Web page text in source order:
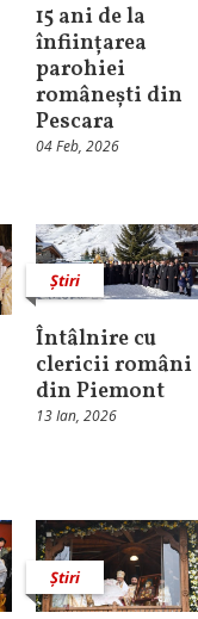
15 ani de la
înființarea
parohiei
românești din
Pescara
04 Feb, 2026
Știri
Întâlnire cu
clericii români
din Piemont
13 Ian, 2026
Știri